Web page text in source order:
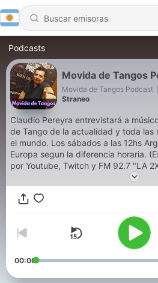
Podcasts
Movida de Tangos
Movida de Tangos Podcast
Straneo
Claudio Pereyra entrevistará a
de Tango de la actualidad y toda las
el mundo. Los sábados a las 12hs
Europa segun la diferencia horaria.
por Youtube, Twitch y FM 92.7 "LA 2X4". Seguinos en
pereyradetangos, Youtube: Movida de Tangos TV, Twitch:
movidadetangos, MixCloud:
(Instagram)
00:00